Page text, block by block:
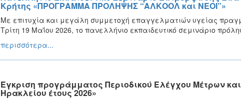
Κρήτης «ΠΡΟΓΡΑΜΜΑ ΠΡΟΛΗΨΗΣ “ΑΛΚΟΟΛ και ΝΕΟΙ”»
Με επιτυχία και μεγάλη συμμετοχή επαγγελματιών υγείας
Τρίτη 19 Μαΐου 2026, το πανελλήνιο εκπαιδευτικό σεμινάριο
περισσότερα...
Έγκριση προγράμματος Περιοδικού Ελέγχου Μέτρων
Ηρακλείου έτους 2026»